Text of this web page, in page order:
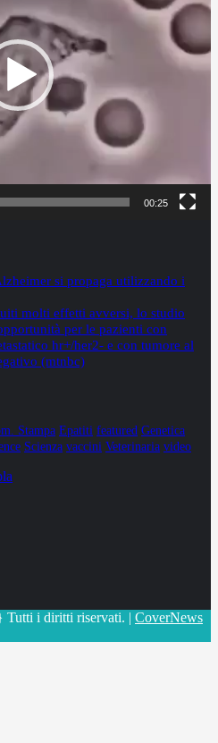
00:25
si propaga utilizzando i
molti effetti avversi, lo studio
per le pazienti con
hr+/her2- e con tumore al
(mtnbc)
Stampa Epatiti featured Genetica
Scienza vaccini Veterinaria video
Tutti i diritti riservati. | CoverNews